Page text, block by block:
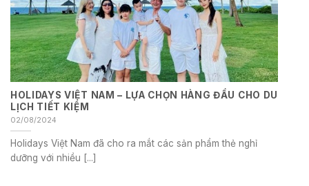
HOLIDAYS VIỆT NAM – LỰA CHỌN HÀNG ĐẦU CHO DU
LỊCH TIẾT KIỆM
02/08/2024
Holidays Việt Nam đã cho ra mắt các sản phẩm thẻ nghỉ
dưỡng với nhiều [...]